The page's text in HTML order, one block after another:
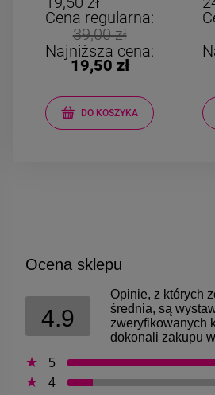
Cena regularna:
39,00 zł
Najniższa cena:
19,50 zł
DO KOSZYKA
Ocena sklepu
4.9
Opinie, z których
średnia, są
zweryfikowanych
dokonali zakupu
5
4